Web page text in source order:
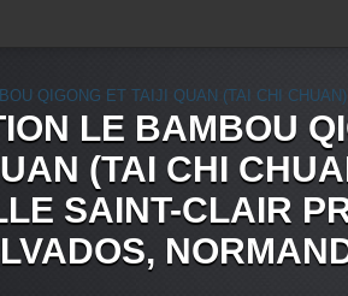
LE BAMBOU
(TAI CHI
SAINT-CLAIR